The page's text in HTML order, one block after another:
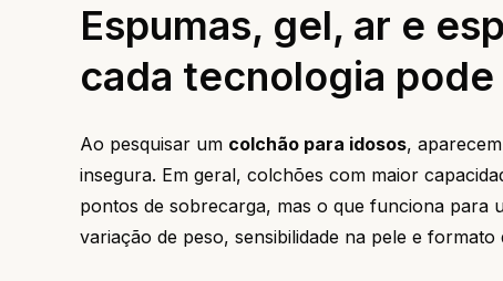
Espumas, gel, ar e
cada tecnologia pode
Ao pesquisar um colchão para idosos,
insegura. Em geral, colchões com maior
pontos de sobrecarga, mas o que funciona
variação de peso, sensibilidade na pele e formato